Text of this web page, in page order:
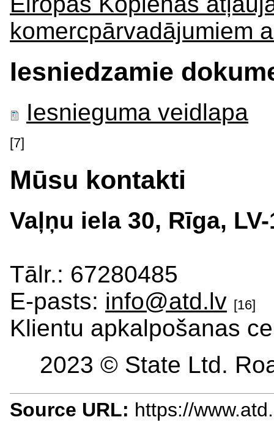
komercpārvadājumiem
Iesniedzamie
Iesnieguma veidlapa
[7]
Mūsu kontakti
Vaļņu iela 30, Rīga,
Tālr.: 67280485
E-pasts: info@atd.lv [16]
Klientu apkalpošanas
2023 © State Ltd.
Source URL: https://